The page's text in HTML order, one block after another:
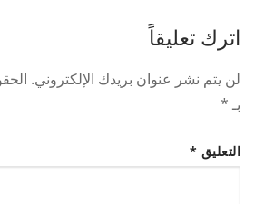
اترك تعليقاً
لن يتم نشر عنوان بريدك الإلكتروني.
بـ*
التعليق *